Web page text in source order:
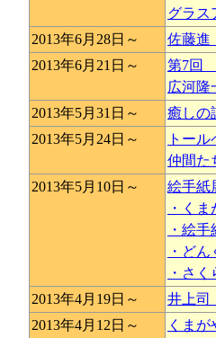
グラス
2013年6月28日～
佐藤進
2013年6月21日～
第7回
広河隆
2013年5月31日～
癒しの
2013年5月24日～
トー
仲間た
2013年5月10日～
絵手紙
・く
・絵
・ど
・さ
2013年4月19日～
井上
2013年4月12日～
くま